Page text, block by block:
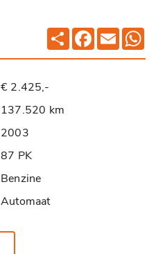
Deel Facebook
Email
€ 2.425,-
137.520 km
2003
87 PK
Benzine
Automaat